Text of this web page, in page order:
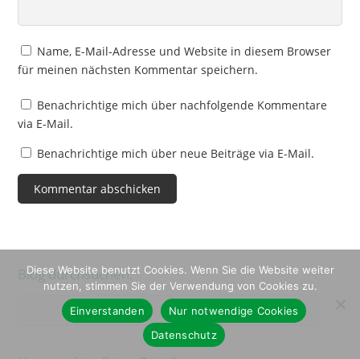
Name, E-Mail-Adresse und Website in diesem Browser
für meinen nächsten Kommentar speichern.
Benachrichtige mich über nachfolgende Kommentare
via E-Mail.
Benachrichtige mich über neue Beiträge via E-Mail.
Blog durchsuchen:
Diese Website benutzt Cookies. Wenn Sie die Website weiter
nutzen, stimmen Sie der Verwendung von Cookies zu.
Einverstanden
Nur notwendige Cookies
Datenschutz